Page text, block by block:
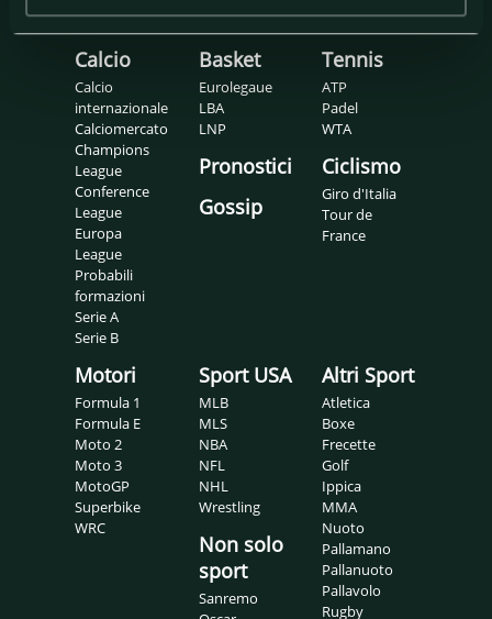
Calcio
Calcio
internazionale
Calciomercato
Champions
League
Conference
League
Europa
League
Probabili
formazioni
Serie A
Serie B
Basket
Eurolegaue
LBA
LNP
Pronostici
Gossip
Tennis
ATP
Padel
WTA
Ciclismo
Giro d'Italia
Tour de
France
Motori
Formula 1
Formula E
Moto 2
Moto 3
MotoGP
Superbike
WRC
Sport USA
MLB
MLS
NBA
NFL
NHL
Wrestling
Non solo
sport
Sanremo
Altri Sport
Atletica
Boxe
Frecette
Golf
Ippica
MMA
Nuoto
Pallamano
Pallanuoto
Pallavolo
Rugby